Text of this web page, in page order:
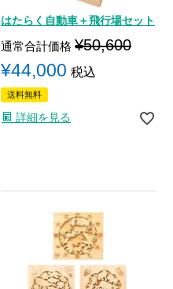
はたらく自動車＋飛行場セット
通常合計価格 ¥50,600
¥44,000 税込
送料無料
詳細を見る